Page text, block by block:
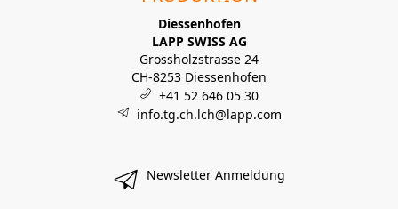
Diessenhofen
LAPP SWISS AG
Grossholzstrasse 24
CH-8253 Diessenhofen
+41 52 646 05 30
info.tg.ch.lch@lapp.com
Newsletter Anmeldung